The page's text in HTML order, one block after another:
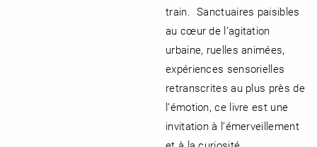
train. Sanctuaires paisibles
au cœur de l’agitation
urbaine, ruelles animées,
expériences sensorielles
retranscrites au plus près de
l’émotion, ce livre est une
invitation à l’émerveillement